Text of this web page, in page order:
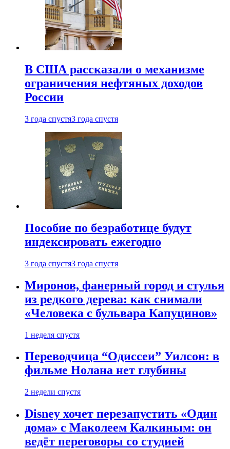
В США рассказали о механизме
ограничения нефтяных доходов
России
3 года спустя3 года спустя
Пособие по безработице будут
индексировать ежегодно
3 года спустя3 года спустя
Миронов, фанерный город и стулья
из редкого дерева: как снимали
«Человека с бульвара Капуцинов»
1 неделя спустя
Переводчица “Одиссеи” Уилсон: в
фильме Нолана нет глубины
2 недели спустя
Disney хочет перезапустить «Один
дома» с Маколеем Калкиным: он
ведёт переговоры со студией